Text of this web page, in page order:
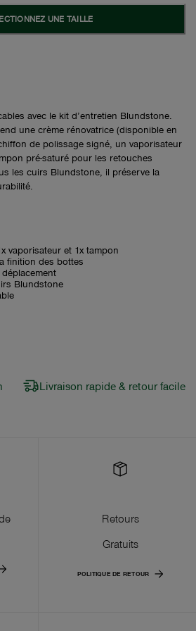
UNE TAILLE
avec le kit d’entretien Blundstone.
une crème rénovatrice (disponible en
de polissage signé, un vaporisateur
pré-saturé pour les retouches
les cuirs Blundstone, il préserve la
vaporisateur et 1x tampon
finition des bottes
Blundstone
Livraison rapide & retour facile
Retours
Gratuits
POLITIQUE DE RETOUR